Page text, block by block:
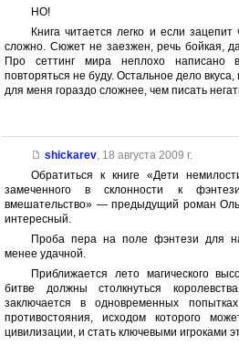
НО!
Книга читается легко и если
сложно. Сюжет не заезжен, речь бойкая,
Про сеттинг мира неплохо написано
повторяться не буду. Остальное дело
для меня гораздо сложнее, чем писать
shickarev, 18 августа 2009 г.
Обратиться к книге «Дети
замеченного в склонности к
вмешательство» — предыдущий роман
интересный.
Проба пера на поле фэнтези для
менее удачной.
Приближается лето магического
битве должны столкнуться
заключается в одновременных
противостояния, исходом которого
цивилизации, и стать ключевыми игроками